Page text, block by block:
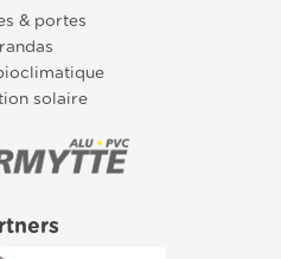
& portes
solaire